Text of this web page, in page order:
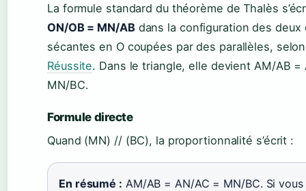
La formule standard du théorème de Thalès
ON/OB = MN/ABdans la configuration des deux
sécantes en O coupées par des parallèles,
Réussite. Dans le triangle, elle devient AM/AB =
MN/BC.
Formule directe
Quand (MN) // (BC), la proportionnalité s’écrit :
En résumé : AM/AB = AN/AC = MN/BC. Si